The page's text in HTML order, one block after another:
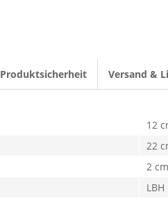
Produktsicherheit Versand &
12
22
2 cm